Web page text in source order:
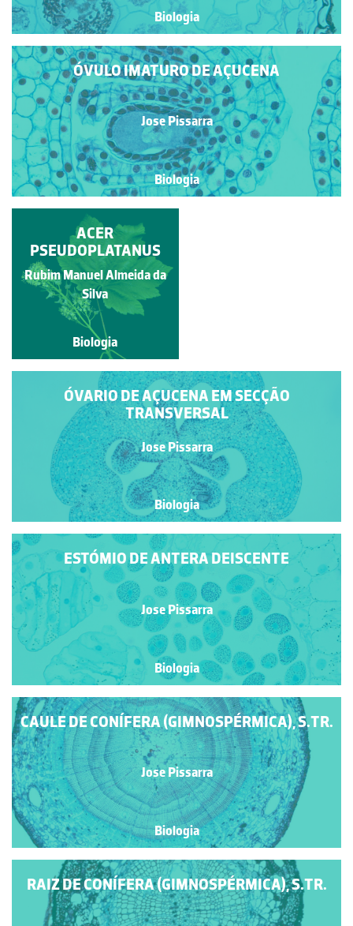
Biologia
ÓVULO IMATURO DE AÇUCENA
Jose Pissarra
Biologia
ÓVULO DE AÇUCENA
Jose Pissarra
Biologia
ÓVARIO DE AÇUCENA EM SECÇÃO
TRANSVERSAL
Jose Pissarra
Biologia
ESTÓMIO DE ANTERA DEISCENTE
Jose Pissarra
Biologia
CAULE DE CONÍFERA (GIMNOSPÉRMICA), S.TR.
Jose Pissarra
Biologia
RAIZ DE CONÍFERA (GIMNOSPÉRMICA), S.TR.
ACER
PSEUDOPLATANUS
Rubim Manuel Almeida da
Silva
Biologia